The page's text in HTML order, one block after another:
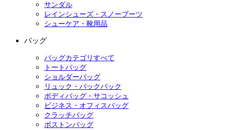
サンダル
レインシューズ・スノーブーツ
シューケア・靴用品
バッグ
バッグカテゴリすべて
トートバッグ
ショルダーバッグ
リュック・バックパック
ボディバッグ・サコッシュ
ビジネス・オフィスバッグ
クラッチバッグ
ボストンバッグ